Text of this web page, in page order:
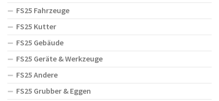
FS25 Fahrzeuge
FS25 Kutter
FS25 Gebäude
FS25 Geräte & Werkzeuge
FS25 Andere
FS25 Grubber & Eggen